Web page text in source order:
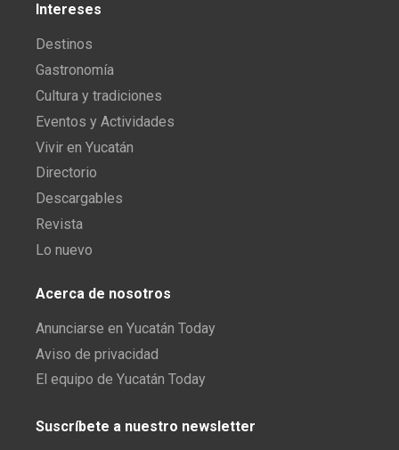
Intereses
Destinos
Gastronomía
Cultura y tradiciones
Eventos y Actividades
Vivir en Yucatán
Directorio
Descargables
Revista
Lo nuevo
Acerca de nosotros
Anunciarse en Yucatán Today
Aviso de privacidad
El equipo de Yucatán Today
Suscríbete a nuestro newsletter